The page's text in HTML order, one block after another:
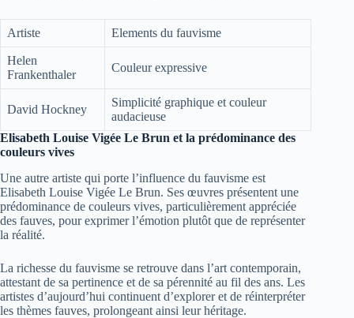
Artiste Elements du fauvisme
Helen
Frankenthaler
Couleur expressive
David Hockney
Simplicité graphique et couleur
audacieuse
Elisabeth Louise Vigée Le Brun et la prédominance des
couleurs vives
Une autre artiste qui porte l’influence du fauvisme est
Elisabeth Louise Vigée Le Brun. Ses œuvres présentent une
prédominance de couleurs vives, particulièrement appréciée
des fauves, pour exprimer l’émotion plutôt que de représenter
la réalité.
La richesse du fauvisme se retrouve dans l’art contemporain,
attestant de sa pertinence et de sa pérennité au fil des ans. Les
artistes d’aujourd’hui continuent d’explorer et de réinterpréter
les thèmes fauves, prolongeant ainsi leur héritage.